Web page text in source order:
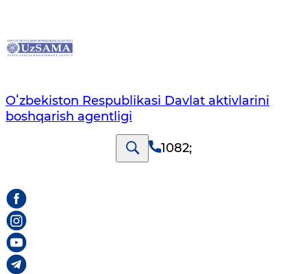
Oʻzbekiston Respublikasi Davlat aktivlarini
boshqarish agentligi
1082;